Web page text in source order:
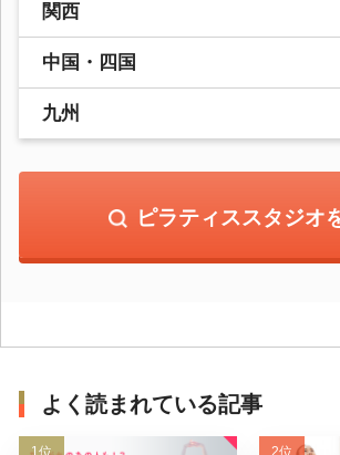
関西
中国・四国
九州
ピラティススタジオ
よく読まれている記事